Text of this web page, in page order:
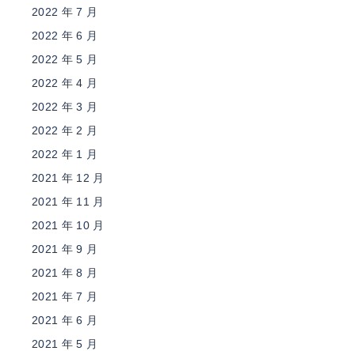
2022 年 7 月
2022 年 6 月
2022 年 5 月
2022 年 4 月
2022 年 3 月
2022 年 2 月
2022 年 1 月
2021 年 12 月
2021 年 11 月
2021 年 10 月
2021 年 9 月
2021 年 8 月
2021 年 7 月
2021 年 6 月
2021 年 5 月